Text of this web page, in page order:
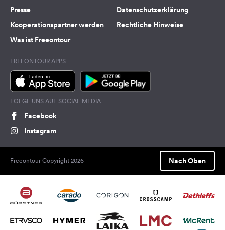
Presse
Kooperationspartner werden
Was ist Freeontour
Datenschutzerklärung
Rechtliche Hinweise
FREEONTOUR APPS
FOLGE UNS AUF SOCIAL MEDIA
Facebook
Instagram
Freeontour Copyright 2026 Nach Oben